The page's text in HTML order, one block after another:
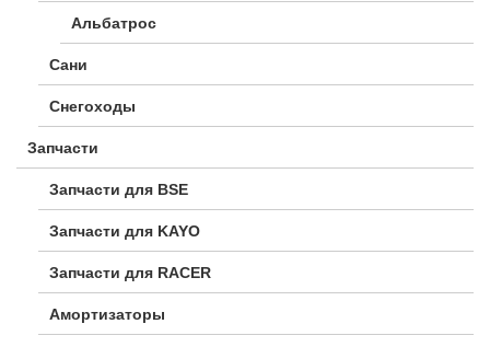
Альбатрос
Сани
Снегоходы
Запчасти
Запчасти для BSE
Запчасти для KAYO
Запчасти для RACER
Амортизаторы